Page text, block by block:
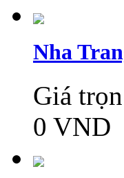
Nha
Giá
0 VND